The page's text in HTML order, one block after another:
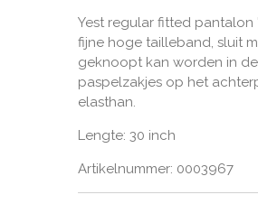
Yest regular fitted pantalon
fijne hoge tailleband, sluit
geknoopt kan worden in
paspelzakjes op het
elasthan.
Lengte: 30 inch
Artikelnummer: 0003967